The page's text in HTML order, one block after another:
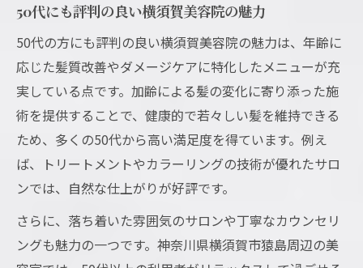
50代にも評判の良い横須賀美容院の魅力
50代の方にも評判の良い横須賀美容院の魅力は、年齢に
応じた髪質改善やダメージケアに特化したメニューが充
実している点です。加齢による髪の変化に寄り添った施
術を提供することで、健康的で若々しい髪を維持できる
ため、多くの50代から高い満足度を得ています。例え
ば、トリートメントやカラーリングの技術が優れたサロ
ンでは、自然な仕上がりが好評です。
さらに、落ち着いた雰囲気のサロンや丁寧なカウンセリ
ングも魅力の一つです。神奈川県横須賀市猿島周辺の美